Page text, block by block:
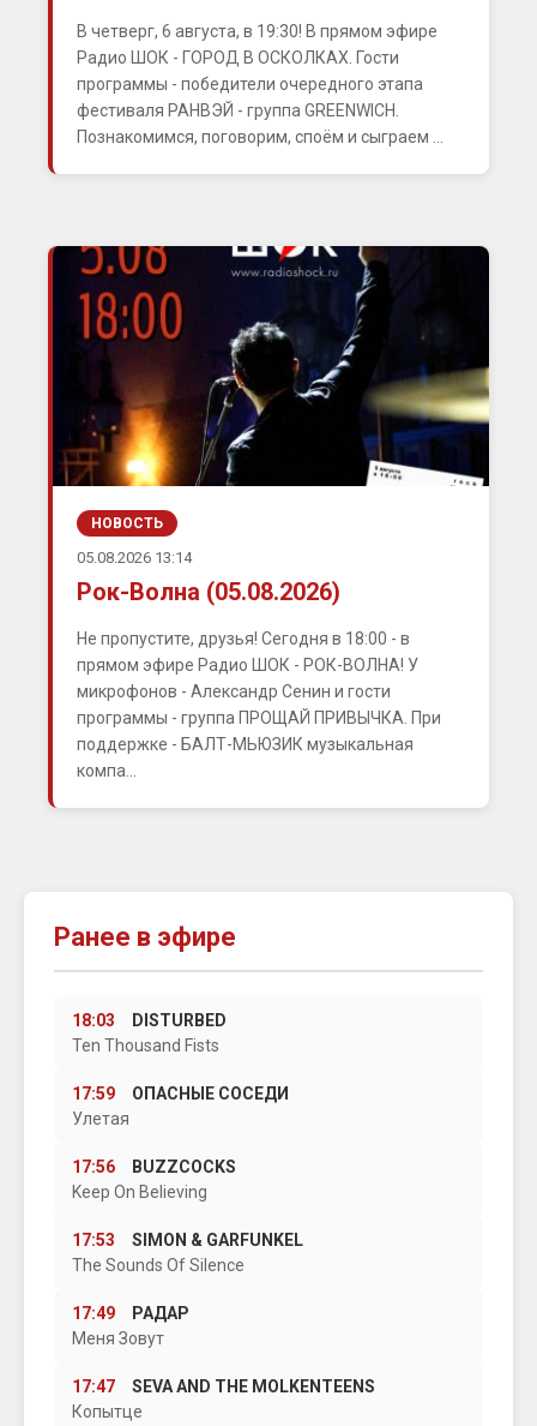
В четверг, 6 августа, в 19:30! В прямом эфире
Радио ШОК - ГОРОД В ОСКОЛКАХ. Гости
программы - победители очередного этапа
фестиваля РАНВЭЙ - группа GREENWICH.
Познакомимся, поговорим, споём и сыграем ...
НОВОСТЬ
05.08.2026 13:14
Рок-Волна (05.08.2026)
Не пропустите, друзья! Сегодня в 18:00 - в
прямом эфире Радио ШОК - РОК-ВОЛНА! У
микрофонов - Александр Сенин и гости
программы - группа ПРОЩАЙ ПРИВЫЧКА. При
поддержке - БАЛТ-МЬЮЗИК музыкальная
компа...
Ранее в эфире
18:03
DISTURBED
Ten Thousand Fists
17:59
ОПАСНЫЕ СОСЕДИ
Улетая
17:56
BUZZCOCKS
Keep On Believing
17:53
SIMON & GARFUNKEL
The Sounds Of Silence
17:49
РАДАР
Меня Зовут
17:47
SEVA AND THE MOLKENTEENS
Копытце